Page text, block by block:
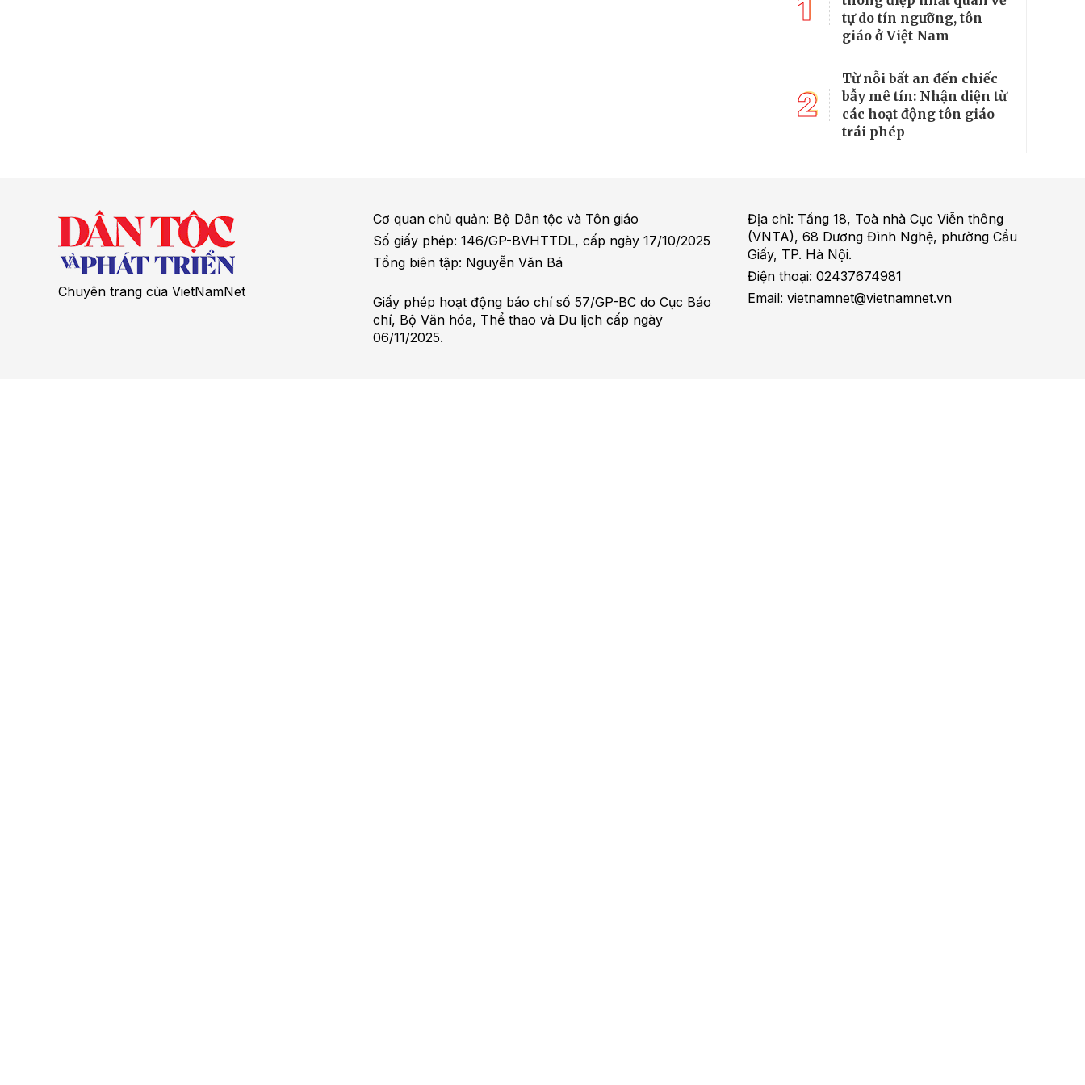
1
tự do tín ngưỡng, tôn
giáo ở Việt Nam
2
Từ nỗi bất an đến chiếc
bẫy mê tín: Nhận diện từ
các hoạt động tôn giáo
trái phép
Chuyên trang của VietNamNet
Cơ quan chủ quản: Bộ Dân tộc và Tôn giáo
Số giấy phép: 146/GP-BVHTTDL, cấp ngày 17/10/2025
Tổng biên tập: Nguyễn Văn Bá
Giấy phép hoạt động báo chí số 57/GP-BC do Cục Báo
chí, Bộ Văn hóa, Thể thao và Du lịch cấp ngày
06/11/2025.
Địa chỉ: Tầng 18, Toà nhà Cục Viễn thông
(VNTA), 68 Dương Đình Nghệ, phường Cầu
Giấy, TP. Hà Nội.
Điện thoại: 02437674981
Email: vietnamnet@vietnamnet.vn